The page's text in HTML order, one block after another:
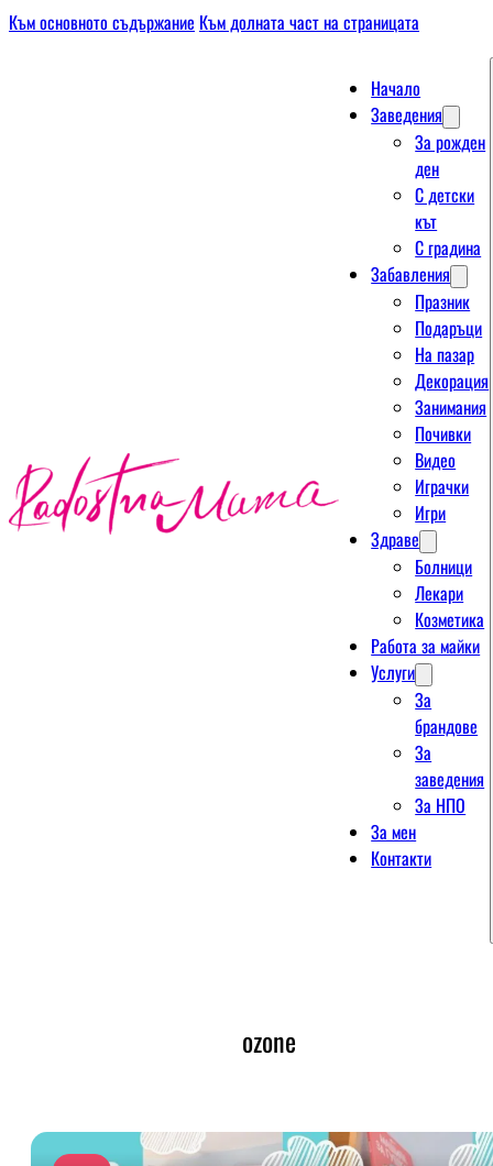
Към основното съдържание Към долната част на страницата
Начало
Заведения
За рожден
ден
С детски
кът
С градина
Забавления
Празник
Подаръци
На пазар
Декорация
Занимания
Почивки
Видео
Играчки
Игри
Здраве
Болници
Лекари
Козметика
Работа за майки
Услуги
За
брандове
За
заведения
За НПО
За мен
Контакти
ozone